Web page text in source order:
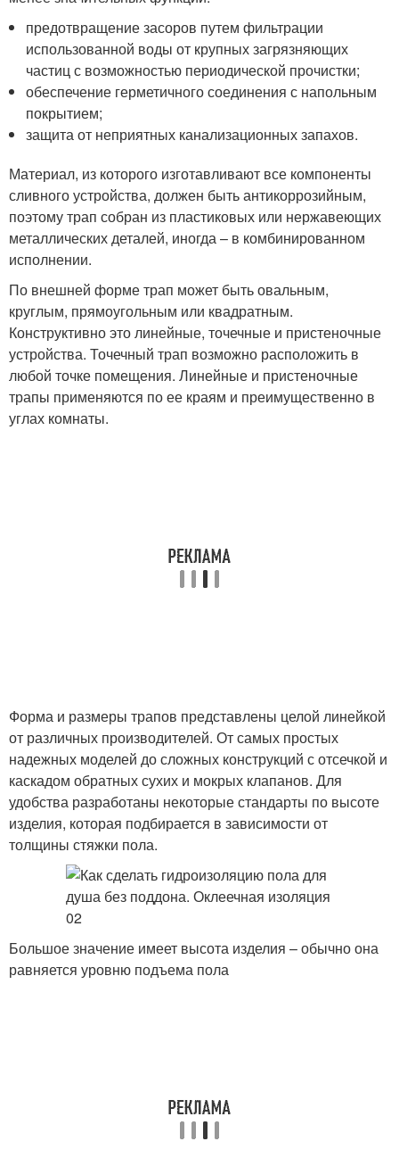
предотвращение засоров путем фильтрации
использованной воды от крупных загрязняющих
частиц с возможностью периодической прочистки;
обеспечение герметичного соединения с напольным
покрытием;
защита от неприятных канализационных запахов.
Материал, из которого изготавливают все компоненты
сливного устройства, должен быть антикоррозийным,
поэтому трап собран из пластиковых или нержавеющих
металлических деталей, иногда – в комбинированном
исполнении.
По внешней форме трап может быть овальным,
круглым, прямоугольным или квадратным.
Конструктивно это линейные, точечные и пристеночные
устройства. Точечный трап возможно расположить в
любой точке помещения. Линейные и пристеночные
трапы применяются по ее краям и преимущественно в
углах комнаты.
Форма и размеры трапов представлены целой линейкой
от различных производителей. От самых простых
надежных моделей до сложных конструкций с отсечкой и
каскадом обратных сухих и мокрых клапанов. Для
удобства разработаны некоторые стандарты по высоте
изделия, которая подбирается в зависимости от
толщины стяжки пола.
Большое значение имеет высота изделия – обычно она
равняется уровню подъема пола